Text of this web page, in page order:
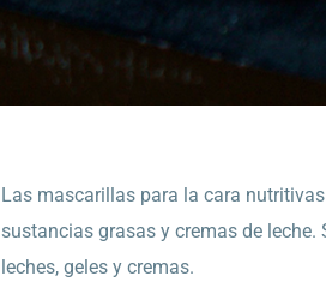
Las mascarillas para la cara
sustancias grasas y cremas de
leches, geles y cremas.